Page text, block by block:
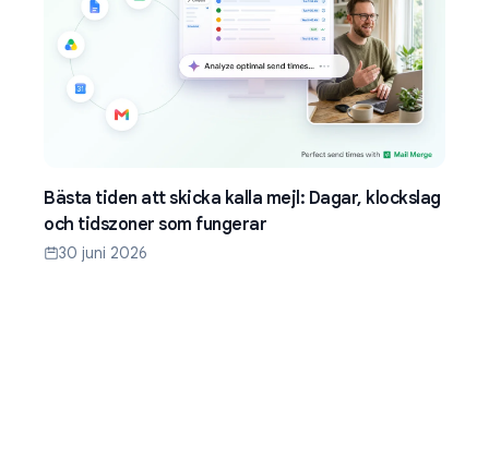
Bästa tiden att skicka kalla mejl: Dagar, klockslag
och tidszoner som fungerar
30 juni 2026